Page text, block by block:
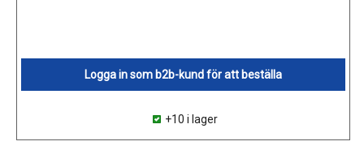
Logga in som b2b-kund för att beställa
+10 i lager